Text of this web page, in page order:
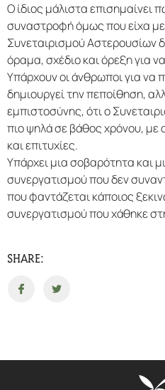
Ο ίδιος μάλιστα επισημαίνει
συναστροφή όμως που είχα
Συνεταιρισμού Αστερουσίων
όραμα, σχέδιο και όρεξη για
Υπάρχουν οι άνθρωποι για να
δημιουργεί την πεποίθηση,
εμπιστοσύνης, ότι ο
πιο ψηλά σε βάθος χρόνου,
και επιτυχίες.
Υπάρχει μια σοβαρότητα και
συνεργατισμού που δεν
που φαντάζεται κάποιος
συνεργατισμού που χάθηκε
SHARE: